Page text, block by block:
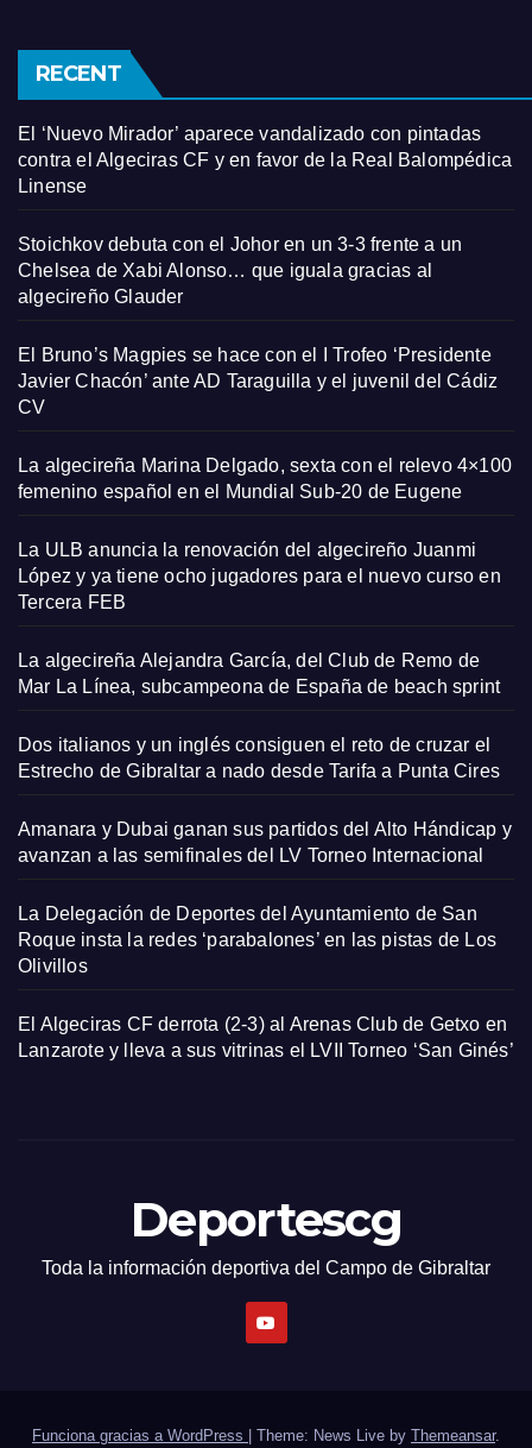
RECENT
El ‘Nuevo Mirador’ aparece vandalizado con pintadas
contra el Algeciras CF y en favor de la Real Balompédica
Linense
Stoichkov debuta con el Johor en un 3-3 frente a un
Chelsea de Xabi Alonso… que iguala gracias al
algecireño Glauder
El Bruno’s Magpies se hace con el I Trofeo ‘Presidente
Javier Chacón’ ante AD Taraguilla y el juvenil del Cádiz
CV
La algecireña Marina Delgado, sexta con el relevo 4×100
femenino español en el Mundial Sub-20 de Eugene
La ULB anuncia la renovación del algecireño Juanmi
López y ya tiene ocho jugadores para el nuevo curso en
Tercera FEB
La algecireña Alejandra García, del Club de Remo de
Mar La Línea, subcampeona de España de beach sprint
Dos italianos y un inglés consiguen el reto de cruzar el
Estrecho de Gibraltar a nado desde Tarifa a Punta Cires
Amanara y Dubai ganan sus partidos del Alto Hándicap y
avanzan a las semifinales del LV Torneo Internacional
La Delegación de Deportes del Ayuntamiento de San
Roque insta la redes ‘parabalones’ en las pistas de Los
Olivillos
El Algeciras CF derrota (2-3) al Arenas Club de Getxo en
Lanzarote y lleva a sus vitrinas el LVII Torneo ‘San Ginés’
Deportescg
Toda la información deportiva del Campo de Gibraltar
Funciona gracias a WordPress Theme: News Live by Themeansar.